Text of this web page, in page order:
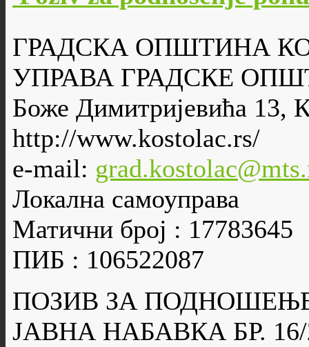
ГРАДСКА ОПШТИНА
УПРАВА ГРАДСКЕ
Боже Димитријевића 13,
http://www.kostolac.rs/
e-mail:
Локална самоуправа
Матични број : 17783645
ПИБ : 106522087
ПОЗИВ ЗА
ЈАВНА НАБАВКА БР. 16/